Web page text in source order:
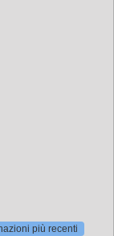
più recenti